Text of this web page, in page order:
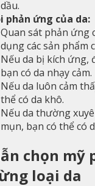
dầu.
phản ứng của da:
Quan sát phản ứng
dụng các sản phẩm
Nếu da bị kích ứng,
bạn có da nhạy cảm.
Nếu da luôn cảm
thể có da khô.
Nếu da thường
mụn, bạn có thể có
chọn mỹ
loại da